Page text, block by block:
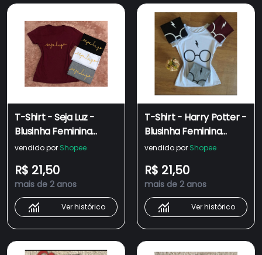
T-Shirt - Seja Luz -
Blusinha Feminina
Evangélica Camiseta
Algodão
vendido por Shopee
R$ 21,50
mais de 2 anos
Ver histórico
T-Shirt - Harry Potter -
Blusinha Feminina
Camiseta Baby Look
vendido por Shopee
R$ 21,50
mais de 2 anos
Ver histórico